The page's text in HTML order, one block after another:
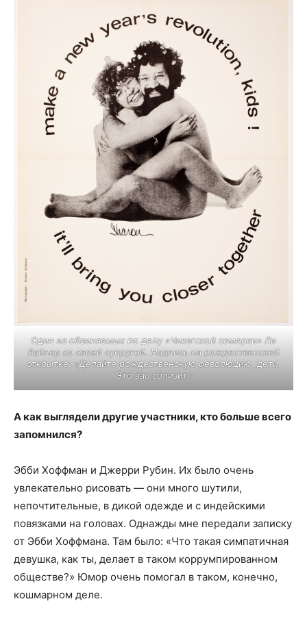
Один из обвиняемых по делу «Чикагской семерки» Ли
Вайнер со своей супругой. Надпись на рождественской
открытке: «Делайте рождественскую революцию, дети.
Это вас сблизит»
А как выглядели другие участники, кто больше всего
запомнился?
Эбби Хоффман и Джерри Рубин. Их было очень
увлекательно рисовать — они много шутили,
непочтительные, в дикой одежде и с индейскими
повязками на головах. Однажды мне передали записку
от Эбби Хоффмана. Там было: «Что такая симпатичная
девушка, как ты, делает в таком коррумпированном
обществе?» Юмор очень помогал в таком, конечно,
кошмарном деле.